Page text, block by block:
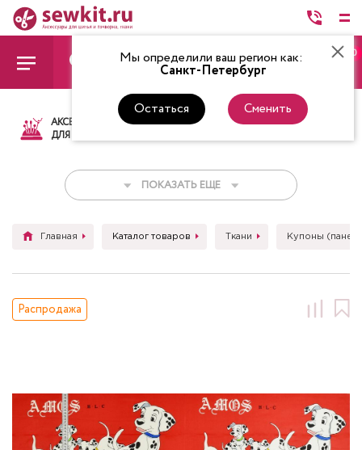
Мы определили ваш регион как:
Санкт-Петербург
Остаться Сменить
0
АКСЕССУАРЫ
ДЛЯ ШИТЬЯ
ТКАНИ НИТКИ
ПОКАЗАТЬ ЕЩЕ
Главная Каталог товаров Ткани Купоны
Распродажа